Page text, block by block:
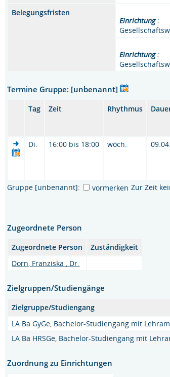
Belegungsfristen
Einrichtung :
Einrichtung :
Termine Gruppe: [unbenannt]
Tag Zeit Rhythmus
Di. 16:00 bis 18:00 wöch.
Gruppe [unbenannt]: vormerken Zur Zeit
Zugeordnete Person
Zugeordnete Person
Zuständigkeit
Dorn, Franziska , Dr.
Zielgruppen/Studiengänge
Zielgruppe/Studiengang
LA Ba GyGe, Bachelor-Studiengang mit
LA Ba HRSGe, Bachelor-Studiengang mit
Zuordnung zu Einrichtungen